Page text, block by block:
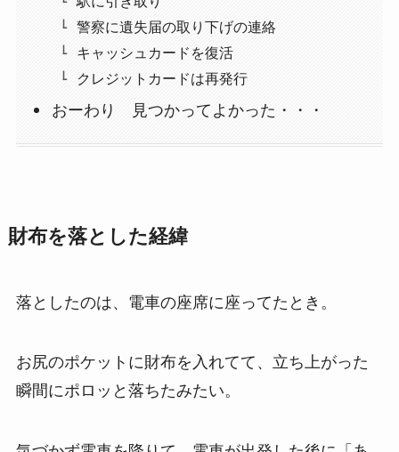
警察に遺失届の取り下げの連絡
キャッシュカードを復活
クレジットカードは再発行
おーわり 見つかってよかった・・・
財布を落とした経緯
落としたのは、電車の座席に座ってたとき。
お尻のポケットに財布を入れてて、立ち上がった
瞬間にポロッと落ちたみたい。